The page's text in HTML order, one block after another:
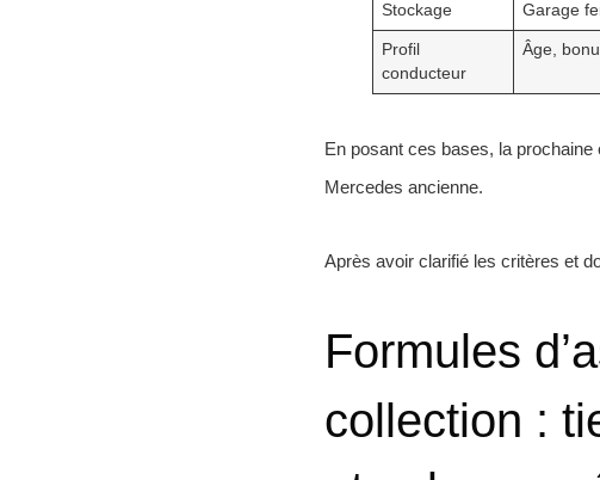
Stockage Garage
Profil
conducteur
Âge,
En posant ces bases, la
Mercedes ancienne.
Après avoir clarifié les critères et
Formules
collection :